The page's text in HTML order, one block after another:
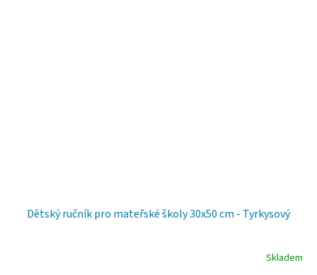
Dětský ručník pro mateřské školy 30x50 cm - Tyrkysový
Skladem